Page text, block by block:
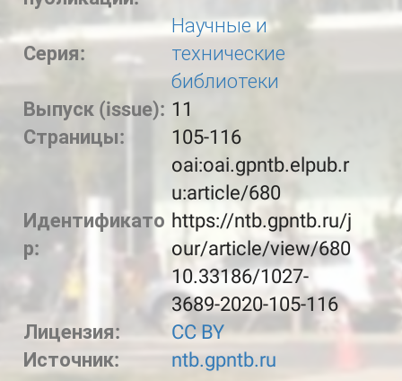
Серия:
Научные и
технические
библиотеки
Выпуск (issue): 11
Страницы:
105-116
Идентификато
р:
oai:oai.gpntb.elpub.r
u:article/680
https://ntb.gpntb.ru/j
our/article/view/680
10.33186/1027-
3689-2020-105-116
Лицензия:
CC BY
Источник:
ntb.gpntb.ru